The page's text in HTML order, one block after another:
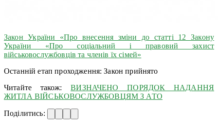
Закон України «Про внесення зміни до статті 12 Закону
України «Про соціальний і правовий захист
військовослужбовців та членів їх сімей»
Останній етап проходження: Закон прийнято
Читайте також:ВИЗНАЧЕНО ПОРЯДОК НАДАННЯ
ЖИТЛА ВІЙСЬКОВОСЛУЖБОВЦЯМ З АТО
Поділитись: